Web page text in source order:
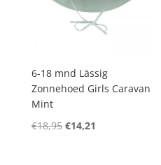
6-18 mnd Lässig
Zonnehoed Girls Caravan
Mint
€18,95 Oorspronkelijke
€14,21